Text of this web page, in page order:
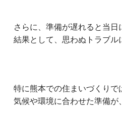
さらに、準備が遅れると当日
結果として、思わぬトラブル
特に熊本での住まいづくりで
気候や環境に合わせた準備が